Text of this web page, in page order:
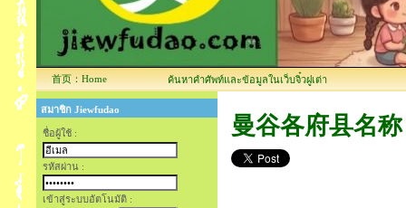
首页：Home ค้นหาคำศัพท์และข้อมูลในเว็บจิ๋วฝูเต่า
สมาชิก Jiewfudao
ชื่อผู้ใช้ :
รหัสผ่าน :
เข้าสู่ระบบอัตโนมัติ :
曼谷各府县名